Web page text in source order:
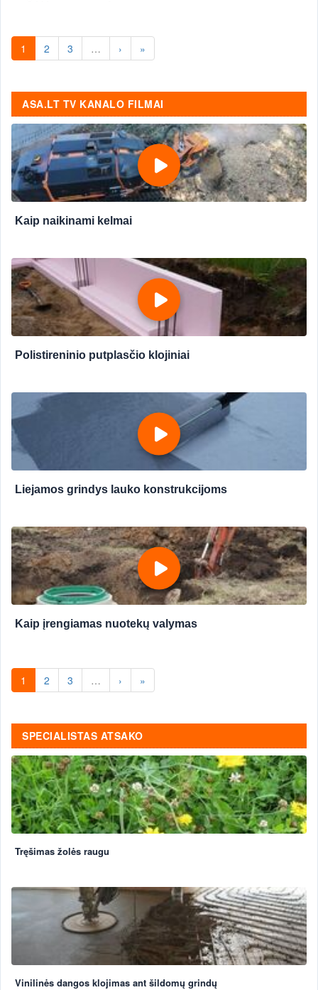
1 2 3 … › »
ASA.LT TV KANALO FILMAI
Kaip naikinami kelmai
Polistireninio putplasčio klojiniai
Liejamos grindys lauko konstrukcijoms
Kaip įrengiamas nuotekų valymas
1 2 3 … › »
SPECIALISTAS ATSAKO
Tręšimas žolės raugu
Vinilinės dangos klojimas ant šildomų grindų